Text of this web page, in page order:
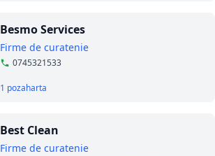
Besmo Services
Firme de curatenie
0745321533
1 pozaharta
Best Clean
Firme de curatenie